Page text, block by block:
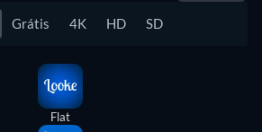
Grátis 4K HD SD
Flat